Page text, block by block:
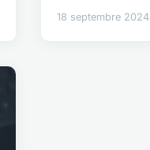
18 septembre 2024